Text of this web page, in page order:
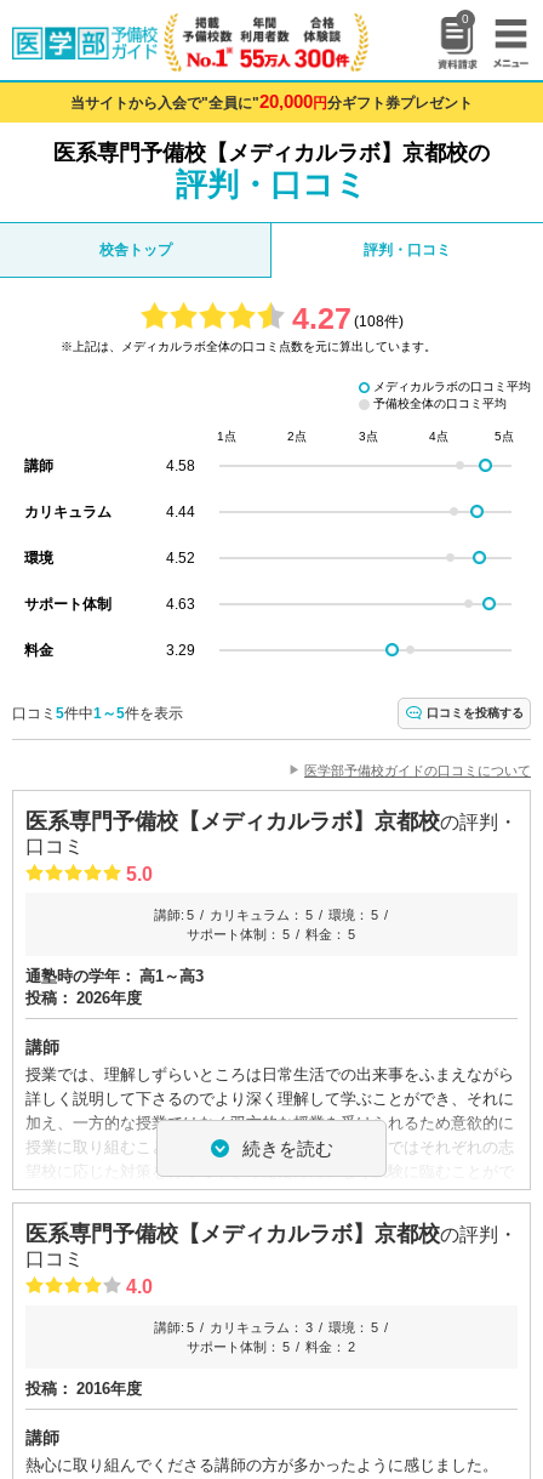
0
当サイトから入会で"全員に"20,000円分ギフト券プレゼント
医系専門予備校【メディカルラボ】京都校の
評判・口コミ
校舎トップ 評判・口コミ
4.27 (108件)
※上記は、メディカルラボ全体の口コミ点数を元に算出しています。
メディカルラボの口コミ平均
予備校全体の口コミ平均
1点 2点 3点 4点 5点
講師 4.58
カリキュラム 4.44
環境 4.52
サポート体制 4.63
料金 3.29
口コミ 5件中1～5件を表示 口コミを投稿する
医学部予備校ガイドの口コミについて
続きを読む
医系専門予備校【メディカルラボ】京都校の評判・
口コミ
5.0
講師: 5 カリキュラム： 5 環境： 5
サポート体制： 5 料金： 5
通塾時の学年： 高1～高3
投稿： 2026年度
講師
授業では、理解しずらいところは日常生活での出来事をふまえながら
詳しく説明して下さるのでより深く理解して学ぶことができ、それに
加え、一方的な授業ではなく双方的な授業を受けられるため意欲的に
授業に取り組むことができました。また、受験直前ではそれぞれの志
望校に応じた対策を行って下さったため悔いなく試験に臨むことがで
きました。
カリキュラム・指導方針・授業内容
一対一での授業だからこそ、それぞれの生徒の苦手分野に特化した授
業を行うことができ、質問においても各生徒のスピードに合わせて理
解できるまで教わることができます。志望校に合わせた対策を丁寧に
行い、テスト演習では志望校の形式に合った問題を解き自己採点する
校舎内外の環境について（自習室、交通の便、治安、立地など）
校舎内の授業ブースは壁で仕切られており、私語もなくとても静かな
環境のため、周りを気にすることなく自分の勉強に集中できます。授
医系専門予備校【メディカルラボ】京都校の評判・
口コミ
4.0
講師: 5 カリキュラム： 3 環境： 5
サポート体制： 5 料金： 2
投稿： 2016年度
講師
熱心に取り組んでくださる講師の方が多かったように感じました。